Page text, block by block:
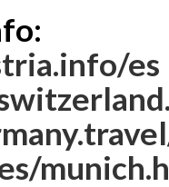
es